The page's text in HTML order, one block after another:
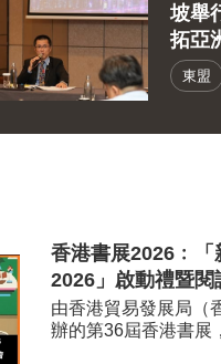
坡舉
拓亞
東盟
香港書展2026﹕「
2026」啟動禮暨閱
由香港貿易發展局（
辦的第36屆香港書展